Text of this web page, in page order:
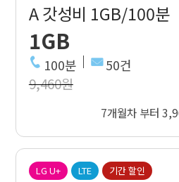
A 갓성비 1GB/100분
1GB
100분 50건
9,460원
7개월차 부터
LG U+ LTE 기간 할인